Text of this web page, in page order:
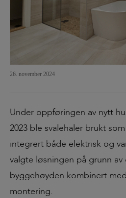
26. november 2024
Under oppføringen av nytt
2023 ble svalehaler brukt
integrert både elektrisk og
valgte løsningen på grunn av
byggehøyden kombinert
montering.